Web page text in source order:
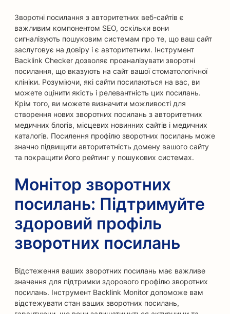
Зворотні посилання з авторитетних веб-сайтів є
важливим компонентом SEO, оскільки вони
сигналізують пошуковим системам про те, що ваш сайт
заслуговує на довіру і є авторитетним. Інструмент
Backlink Checker дозволяє проаналізувати зворотні
посилання, що вказують на сайт вашої стоматологічної
клініки. Розуміючи, які сайти посилаються на вас, ви
можете оцінити якість і релевантність цих посилань.
Крім того, ви можете визначити можливості для
створення нових зворотних посилань з авторитетних
медичних блогів, місцевих новинних сайтів і медичних
каталогів. Посилення профілю зворотних посилань може
значно підвищити авторитетність домену вашого сайту
та покращити його рейтинг у пошукових системах.
Монітор зворотних
посилань: Підтримуйте
здоровий профіль
зворотних посилань
Відстеження ваших зворотних посилань має важливе
значення для підтримки здорового профілю зворотних
посилань. Інструмент Backlink Monitor допоможе вам
відстежувати стан ваших зворотних посилань,